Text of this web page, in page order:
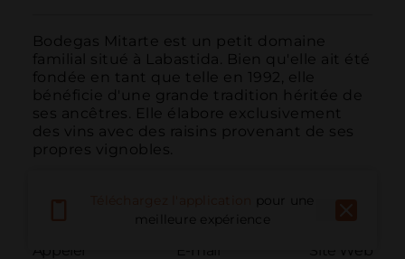
Bodegas Mitarte est un petit domaine
familial situé à Labastida. Bien qu'elle ait été
fondée en tant que telle en 1992, elle
bénéficie d'une grande tradition héritée de
ses ancêtres. Elle élabore exclusivement
des vins avec des raisins provenant de ses
propres vignobles.
Appeler E-mail Site Web
pour une
meilleure expérience